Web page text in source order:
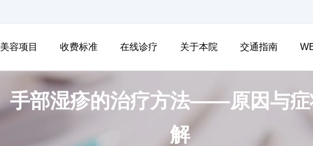
美容项目 收费标准 在线诊疗 关于本院 交通指南
手部湿疹的治疗方法——原因与症
解